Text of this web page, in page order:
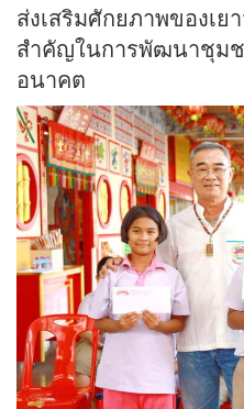
ส่งเสริมศักยภาพของเย
สำคัญในการพัฒนาชุม
อนาคต